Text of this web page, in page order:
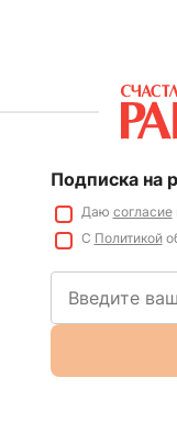
Подписка на
Даю согласие
С Политикой